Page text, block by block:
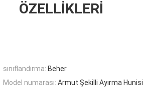
ÖZELLIKLERI
sınıflandırma: Beher
Model numarası: Armut Şekilli Ayırma Hunisi